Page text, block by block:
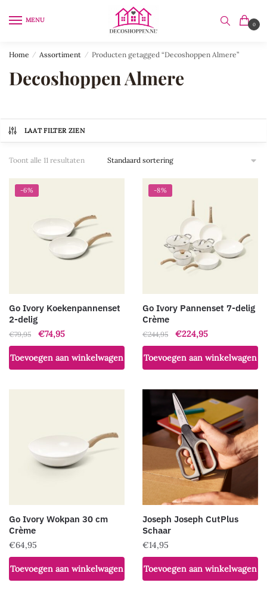
MENU
0
Home / Assortiment / Producten getagged “Decoshoppen Almere”
Decoshoppen Almere
LAAT FILTER ZIEN
Toont alle 11 resultaten
-6%
Go Ivory Koekenpannenset
2-delig
€79,95
Oorspronkelijke
prijs
was:
€79,95.
€74,95Huidige
prijs
is:
€74,95.
Toevoegen aan winkelwagen
-8%
Go Ivory Pannenset 7-delig
Crème
€244,95
Oorspronkelijke
prijs
was:
€244,95.
€224,95Huidige
prijs
is:
€224,95.
Toevoegen aan winkelwagen
Go Ivory Wokpan 30 cm
Crème
€64,95
Toevoegen aan winkelwagen
Joseph Joseph CutPlus
Schaar
€14,95
Toevoegen aan winkelwagen